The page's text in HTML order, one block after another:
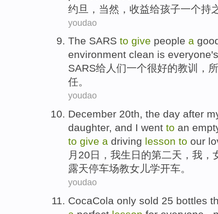
约旦
， 当然 ， 收益给孩子一个持
youdao
The SARS to give people a
environment clean is everyone's
SARS给 人们一个很好的教训 ，
任。
youdao
December 20th, the day after
daughter, and I went to an
to give a driving lesson to our
月 20日 ， 我生日 的第二天 ，我，
露天停车场教女儿学开车。
youdao
CocaCola only sold 25 bottles